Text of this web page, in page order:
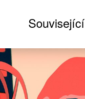
Související